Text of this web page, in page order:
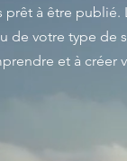
à être publié.
de votre type de
et à créer